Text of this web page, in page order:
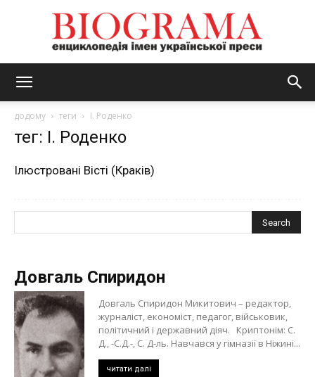
додому теги І. Роденко
тег: І. Роденко
Ілюстровані Вісті (Краків)
Довгаль Спиридон
Довгаль Спиридон Микитович – редактор,
журналіст, економіст, педагог, військовик,
політичний і державний діяч. Криптонім: С.
Д., -С.Д.-, С. Д-ль. Навчався у гімназії в Ніжині...
читати далі